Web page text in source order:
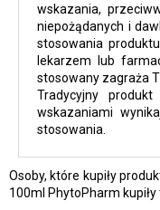
wskazania,
niepożądanych i
stosowania
lekarzem lub
stosowany zagraża
Tradycyjny
wskazaniami
stosowania.
Osoby, które kupiły
100ml PhytoPharm kupiły